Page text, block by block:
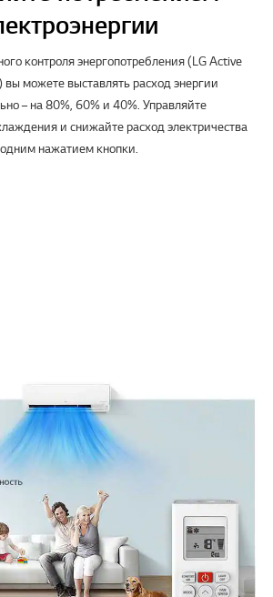
контроля энергопотребления (LG Active
вы можете выставлять расход энергии
– на 80%, 60% и 40%. Управляйте
и снижайте расход электричества
одним нажатием кнопки.